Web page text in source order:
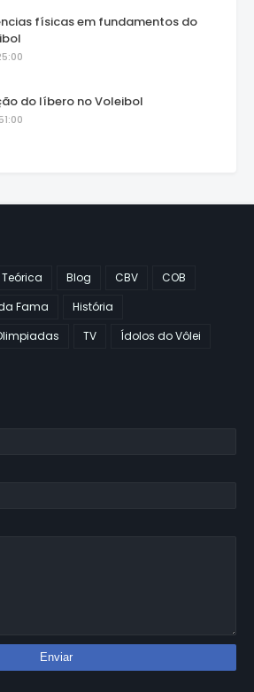
físicas em fundamentos do
do líbero no Voleibol
Blog CBV
COB
Fama
História
TV Ídolos do Vôlei